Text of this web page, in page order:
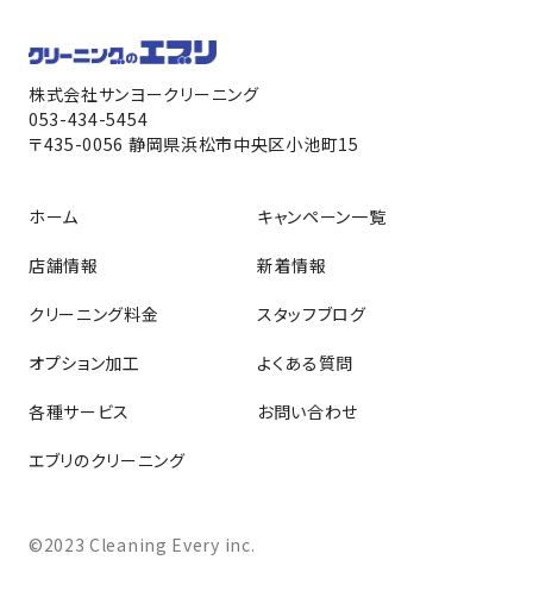
株式会社サンヨークリーニング
053-434-5454
〒435-0056 静岡県浜松市中央区小池町15
ホーム
店舗情報
クリーニング料金
オプション加工
各種サービス
エブリのクリーニング
キャンペーン一覧
新着情報
スタッフブログ
よくある質問
お問い合わせ
©2023 Cleaning Every inc.